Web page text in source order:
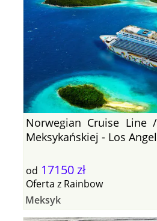
Norwegian Cruise Line
Meksykańskiej - Los
od 17150 zł
Oferta z Rainbow
Meksyk